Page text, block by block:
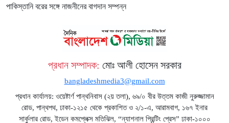
পাকিস্তানি বরের সঙ্গে নাজনীনের বাগদান সম্পন্ন
প্রধান সম্পাদক: মোঃ আলী হোসেন সরকার
bangladeshmedia3@gmail.com
প্রধান কার্যালয়: ওয়েষ্টার্ণ পান্থনিবাস (২য় তলা), ৬৯/০ বীর উত্তম কাজী নুরুজ্জামান
রোড, পান্থপথ, ঢাকা-১২১৫ থেকে প্রকাশিত ও ২/১-এ, আরামবাগ, ১৬৭ ইনার
সার্কুলার রোড, ইডেন কমপ্লেক্স মতিঝিল, “ন্যাশনাল প্রিন্টিং প্রেস” ঢাকা-১০০০